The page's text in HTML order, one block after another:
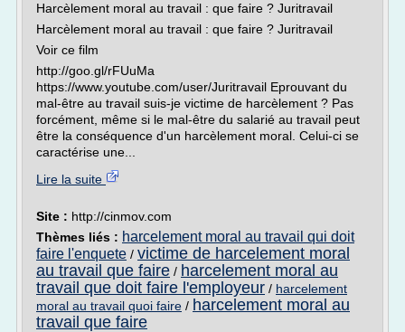
Harcèlement moral au travail : que faire ? Juritravail
Harcèlement moral au travail : que faire ? Juritravail
Voir ce film
http://goo.gl/rFUuMa
https://www.youtube.com/user/Juritravail Eprouvant du
mal-être au travail suis-je victime de harcèlement ? Pas
forcément, même si le mal-être du salarié au travail peut
être la conséquence d'un harcèlement moral. Celui-ci se
caractérise une...
Lire la suite
Site : http://cinmov.com
Thèmes liés : harcelement moral au travail qui doit
faire l'enquete / victime de harcelement moral
au travail que faire / harcelement moral au
travail que doit faire l'employeur / harcelement
moral au travail quoi faire / harcelement moral au
travail que faire